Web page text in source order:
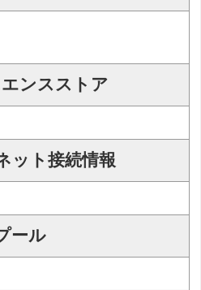
ンスストア
ット接続情報
ール